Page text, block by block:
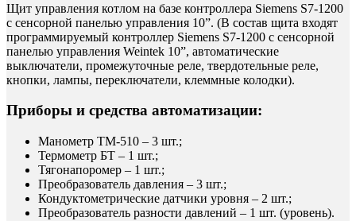
Щит управления котлом на базе контроллера Siemens S7-1200
с сенсорной панелью управления 10”. (В состав щита входят
программируемый контроллер Siemens S7-1200 с сенсорной
панелью управления Weintek 10”, автоматические
выключатели, промежуточные реле, твердотельные реле,
кнопки, лампы, переключатели, клеммные колодки).
Приборы и средства автоматизации:
Манометр ТМ-510 – 3 шт.;
Термометр БТ – 1 шт.;
Тягонапоромер – 1 шт.;
Преобразователь давления – 3 шт.;
Кондуктометрические датчики уровня – 2 шт.;
Преобразователь разности давлений – 1 шт. (уровень).